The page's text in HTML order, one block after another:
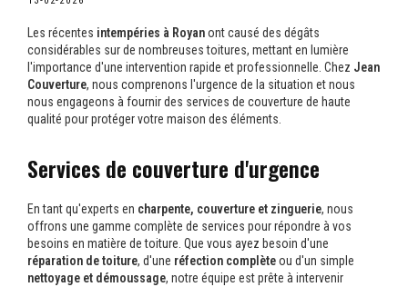
Les récentes intempéries à Royanont causé des dégâts
considérables sur de nombreuses toitures, mettant en lumière
l'importance d'une intervention rapide et professionnelle. Chez Jean
Couverture, nous comprenons l'urgence de la situation et nous
nous engageons à fournir des services de couverture de haute
qualité pour protéger votre maison des éléments.
Services de couverture d'urgence
En tant qu'experts en charpente, couverture et zinguerie, nous
offrons une gamme complète de services pour répondre à vos
besoins en matière de toiture. Que vous ayez besoin d'une
réparation de toiture, d'une réfection complèteou d'un simple
nettoyage et démoussage, notre équipe est prête à intervenir